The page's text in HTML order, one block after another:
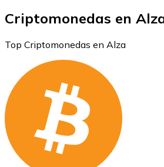
Criptomonedas en
Top Criptomonedas en Alza